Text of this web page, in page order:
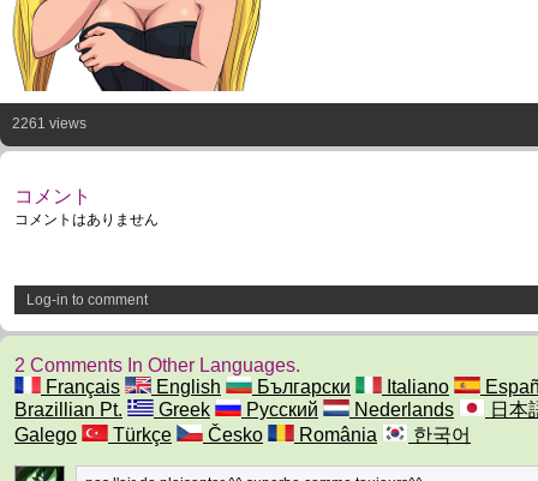
2261 views
コメント
コメントはありません
Log-in to comment
2 Comments In Other Languages.
Français
English Български Italiano
Brazillian Pt.
Greek Русский Nederlands
日本
Galego
Türkçe Česko România 한국어